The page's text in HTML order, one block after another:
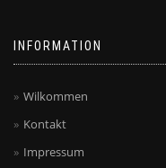
INFORMATION
Wilkommen
Kontakt
Impressum